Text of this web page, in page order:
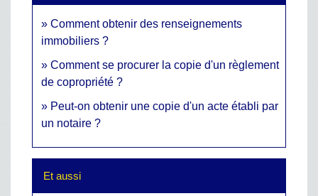
Comment obtenir des renseignements
immobiliers ?
Comment se procurer la copie d'un règlement
de copropriété ?
Peut-on obtenir une copie d'un acte établi par
un notaire ?
Et aussi